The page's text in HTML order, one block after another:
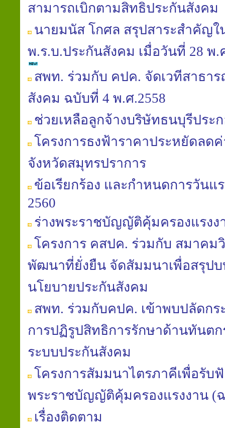
สามารถเบิกตามสิทธิประกันสังคม
นายมนัส โกศล สรุปสาระสำคัญใ
พ.ร.บ.ประกันสังคม เมื่อวันที่ 28 พ.
สพท. ร่วมกับ คปค. จัดเวทีสาธา
สังคม ฉบับที่ 4 พ.ศ.2558
ช่วยเหลือลูกจ้างบริษัทธนบุรีประ
โครงการธงฟ้าราคาประหยัดลด
จังหวัดสมุทรปราการ
ข้อเรียกร้อง และกำหนดการวันแ
2560
ร่างพระราชบัญญัติคุ้มครองแรงง
โครงการ คสปค. ร่วมกับ สมาคม
พัฒนาที่ยั่งยืน จัดสัมมนาเพื่อสรุปบ
นโยบายประกันสังคม
สพท. ร่วมกับคปค. เข้าพบปลัดกร
การปฏิรูปสิทธิการรักษาด้านทันต
ระบบประกันสังคม
โครงการสัมมนาไตรภาคีเพื่อรับ
พระราชบัญญัติคุ้มครองแรงงาน (
เรื่องติดตาม